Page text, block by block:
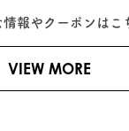
情報やクーポンはこ
VIEW MORE